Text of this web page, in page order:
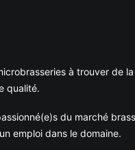
à trouver de
qualité.
du marché
emploi dans le domaine.